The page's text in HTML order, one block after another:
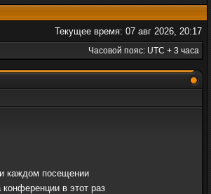
Текущее время: 07 авг 2026, 20:17
Часовой пояс: UTC + 3 часа
каждом посещении
в этот раз